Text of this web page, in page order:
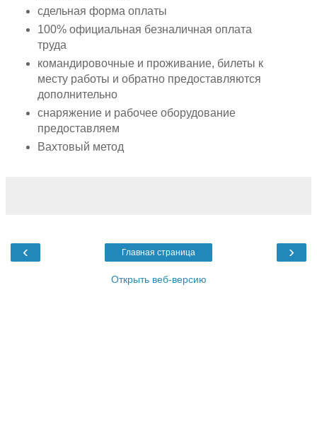
сдельная форма оплаты
100% официальная безналичная оплата
труда
командировочные и проживание, билеты к
месту работы и обратно предоставляются
дополнительно
снаряжение и рабочее оборудование
предоставляем
Вахтовый метод
‹ ›
Главная страница
Открыть веб-версию